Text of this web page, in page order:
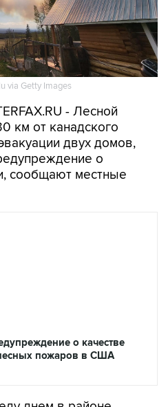
via Getty Images
- Лесной
км от канадского
двух домов,
о
сообщают местные
о качестве
пожаров в США